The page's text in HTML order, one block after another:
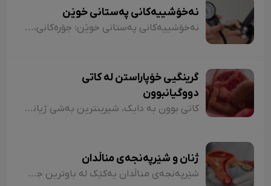
نەخۆشییەکانی پەستانی خوێن
نەخۆشییەکانی پەستانی خوێن: جۆرەکانی، هۆکارەکان، نیشانەکان، شێوازی چارەسەرکردن و کەی پێویستە مرۆڤ بچێتە نەخۆشخانە یان بۆ لای پزیشک؟
گرینگیی خۆپاراستن لە کاتی
دووگیانبوون
کاتی بوون بە دایک، شیرینترین بەشی ژیانی هەر ژنێکە. چاوەدێری و ئاگالێبوون لە دەورانی دووگیانبوون، گرینگترین کارێکە کە دایک و کەسانی دەوروبەری دەتوانن بۆ تەندروستیی ئاوەلەمە و کۆرپەڵە بیکەن.
ژنان و شێرپەنجەی مناڵدان
شێرپەنجەی مناڵدان یەکێک لە باوترین جۆرەکانی شێرپەنجەیە لە نێوان ژنان. هەبوونی زانیاری لەبارەی نیشانەکانی ئەم نەخۆشییە و ناسینی خێرای، کاریگەریی زۆری لەسەر چارەسەرکردنەکەی هەیە. خوێنڕێژیی نائاسایی باوترین نیشانەی شێرپەنجەی مناڵدانە.